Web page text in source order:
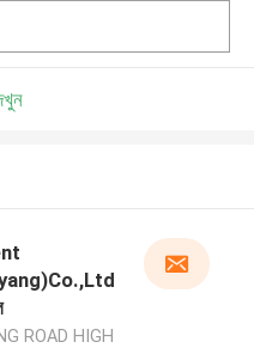
ROAD HIGH